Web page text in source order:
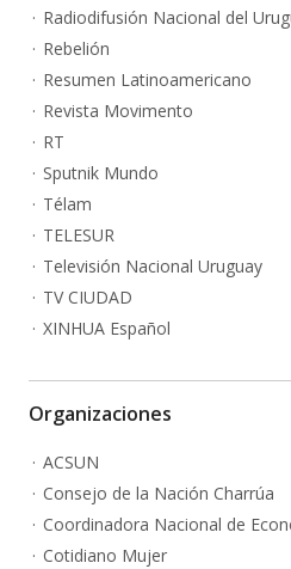
Radiodifusión Nacional del
Rebelión
Resumen Latinoamericano
Revista Movimento
RT
Sputnik Mundo
Télam
TELESUR
Televisión Nacional Uruguay
TV CIUDAD
XINHUA Español
Organizaciones
ACSUN
Consejo de la Nación Charrúa
Coordinadora Nacional de
Cotidiano Mujer